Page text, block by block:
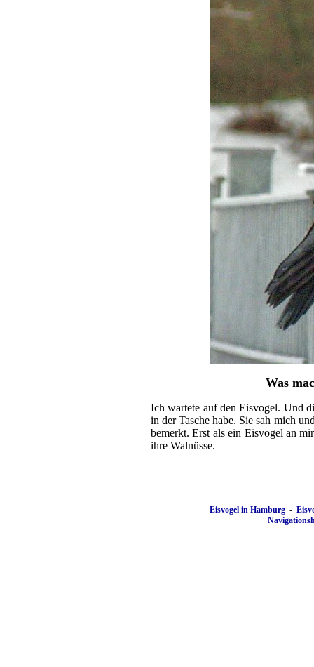
Was
Ich wartete auf den Eisvogel. Und
in der Tasche habe. Sie sah mich
bemerkt. Erst als ein Eisvogel an
ihre Walnüsse.
Eisvogel in Hamburg -